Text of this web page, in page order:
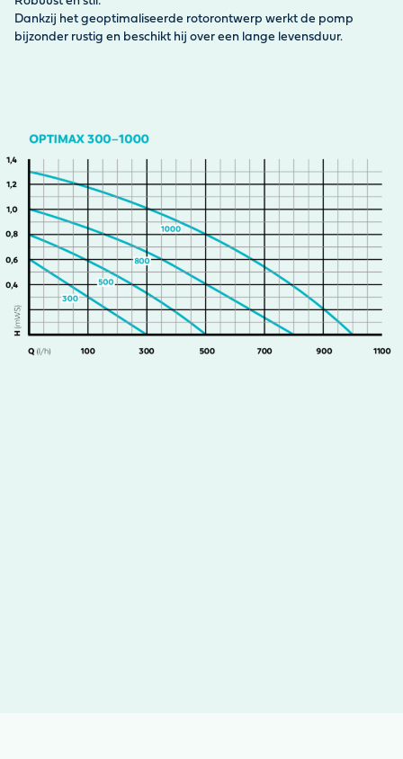
Dankzij het geoptimaliseerde rotorontwerp werkt de pomp
bijzonder rustig en beschikt hij over een lange levensduur.